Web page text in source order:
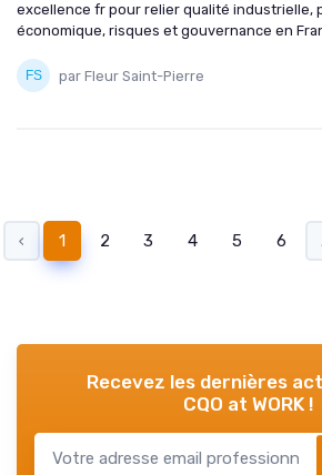
excellence fr pour relier qualité industrielle,
économique, risques et gouvernance en
par Fleur Saint-Pierre
‹ 1 2 3 4 5 6
Recevez les dernières
CQO at WORK !